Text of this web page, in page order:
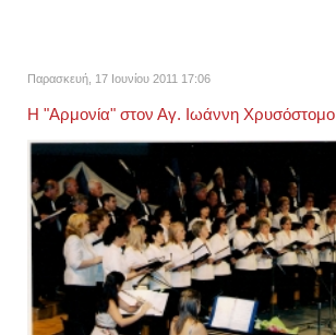
Παρασκευή, 17 Ιουνίου 2011 17:06
Η "Αρμονία" στον Αγ. Ιωάννη Χρυσόστομο